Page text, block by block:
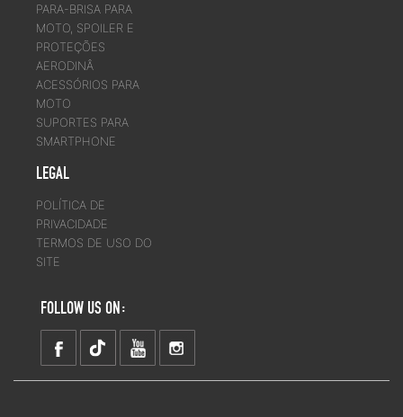
PARA-BRISA PARA
MOTO, SPOILER E
PROTEÇÕES
AERODINÂ
ACESSÓRIOS PARA
MOTO
SUPORTES PARA
SMARTPHONE
LEGAL
POLÍTICA DE
PRIVACIDADE
TERMOS DE USO DO
SITE
FOLLOW US ON: